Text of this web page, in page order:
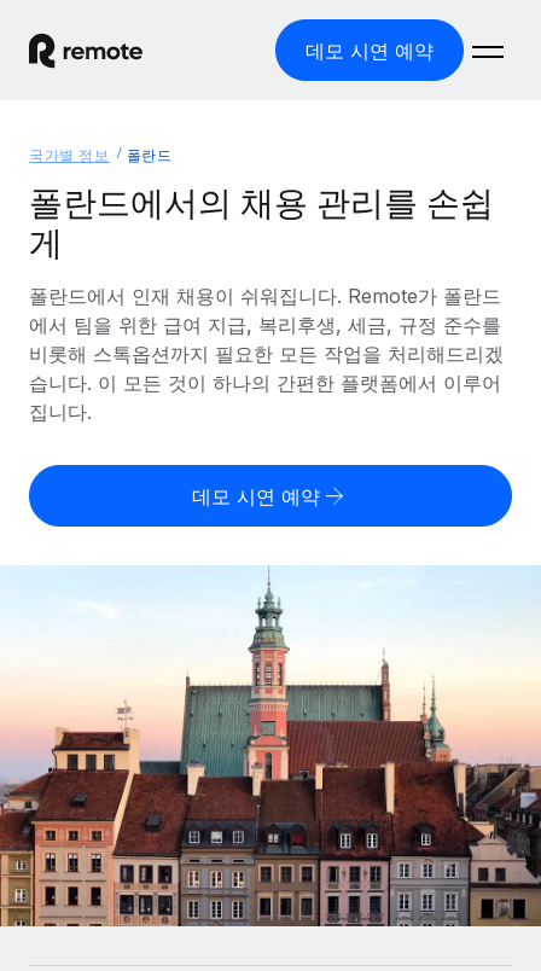
데모 시연 예약
글로벌 급여
규정을 준수하며 급여 지급을 손쉽게 처리
기록상 고용주(EOR)
법인 설립 비용 없이 전 세계로 사업을 확장
PEO
복잡한 고용 업무를 아웃소싱
Remote 통합
HR을 워크플로에 매끄럽게 통합
플랫폼
팀을 위한 통합된 핵심 HR 기능
연결
새로운
솔루션
글로벌 서비스 제공
국가별 정보
국가별 글로벌 채용 지원 알아보기
미국 주별 정보
Remote와 다른 솔루션 비교
다른 업체들과 비교해보기
성장하는 기업을 위한 민첩한 글로벌 HR 및 급여 솔루션
중견기업
맞춤형 HR 솔루션으로 팀 확장
엔터프라이즈
대기업을 위한 글로벌 HR
REMOTE 파트너 되기
리소스
도구 및 계산기
국가별 총 인건비 계산
글로벌 계약직을 위한 통화 옵션과 지급 소요 시간 확인
REMOTE와 함께 배우기
리서치 및 가이드
사례 연구
HR 용어집
체크리스트 및 템플릿
직무 설명 라이브러리
요금
한국어
English
Español
Italiano
Português (Portugal)
로그인
국가별 정보 폴란드
폴란드에서의 채용 관리를 손쉽
게
폴란드에서 인재 채용이 쉬워집니다. Remote가 폴란드
에서 팀을 위한 급여 지급, 복리후생, 세금, 규정 준수를
비롯해 스톡옵션까지 필요한 모든 작업을 처리해드리겠
습니다. 이 모든 것이 하나의 간편한 플랫폼에서 이루어
집니다.
데모 시연 예약